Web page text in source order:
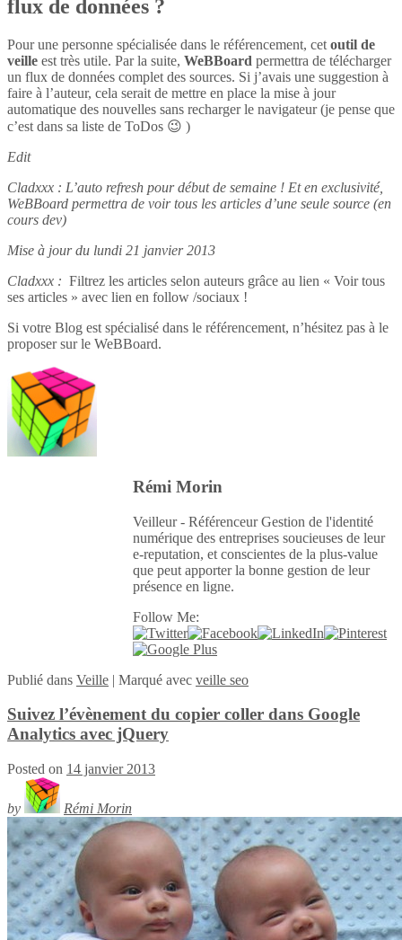
flux de données ?
Pour une personne spécialisée dans le référencement, cet outil de
veille est très utile. Par la suite, WeBBoard permettra de télécharger
un flux de données complet des sources. Si j’avais une suggestion à
faire à l’auteur, cela serait de mettre en place la mise à jour
automatique des nouvelles sans recharger le navigateur (je pense que
c’est dans sa liste de ToDos 😉 )
Edit
Cladxxx : L’auto refresh pour début de semaine ! Et en exclusivité,
WeBBoard permettra de voir tous les articles d’une seule source (en
cours dev)
Mise à jour du lundi 21 janvier 2013
Cladxxx : Filtrez les articles selon auteurs grâce au lien « Voir tous
ses articles » avec lien en follow /sociaux !
Si votre Blog est spécialisé dans le référencement, n’hésitez pas à le
proposer sur le WeBBoard.
Rémi Morin
Veilleur - Référenceur Gestion de l'identité
numérique des entreprises soucieuses de leur
e-reputation, et conscientes de la plus-value
que peut apporter la bonne gestion de leur
présence en ligne.
Follow Me:
Publié dans Veille | Marqué avec veille seo
Suivez l’évènement du copier coller dans Google
Analytics avec jQuery
Posted on 14 janvier 2013
by Rémi Morin